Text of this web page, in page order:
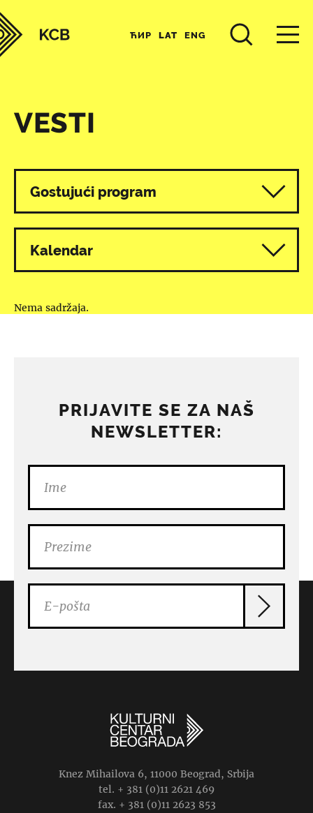
ЋИР LAT ENG
VESTI
Svi programi
Gostujući program
Kalendar
Nema sadržaja.
PRIJAVITE SE ZA NAŠ
NEWSLETTER:
Knez Mihailova 6, 11000 Beograd, Srbija
tel. + 381 (0)11 2621 469
fax. + 381 (0)11 2623 853